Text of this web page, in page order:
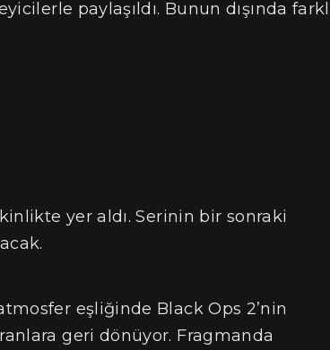
paylaşıldı. Bunun dışında
yer aldı. Serinin bir sonraki
eşliğinde Black Ops 2’nin
geri dönüyor. Fragmanda